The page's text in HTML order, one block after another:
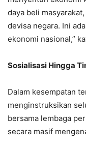
daya beli
devisa negara. Ini
ekonomi nasional,”
Sosialisasi Hingga
Dalam kesempatan
menginstruksikan
bersama lembaga
secara masif